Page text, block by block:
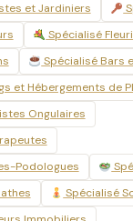
et Jardiniers
Spécialisé
Spécialisé Bars
et Hébergements de
Ongulaires
Podologues
Spécialisé